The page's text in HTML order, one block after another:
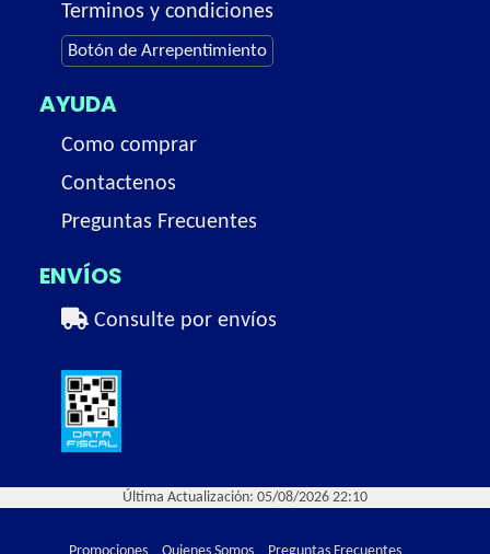
Terminos y condiciones
Botón de Arrepentimiento
AYUDA
Como comprar
Contactenos
Preguntas Frecuentes
ENVÍOS
Consulte por envíos
Última Actualización: 05/08/2026 22:10